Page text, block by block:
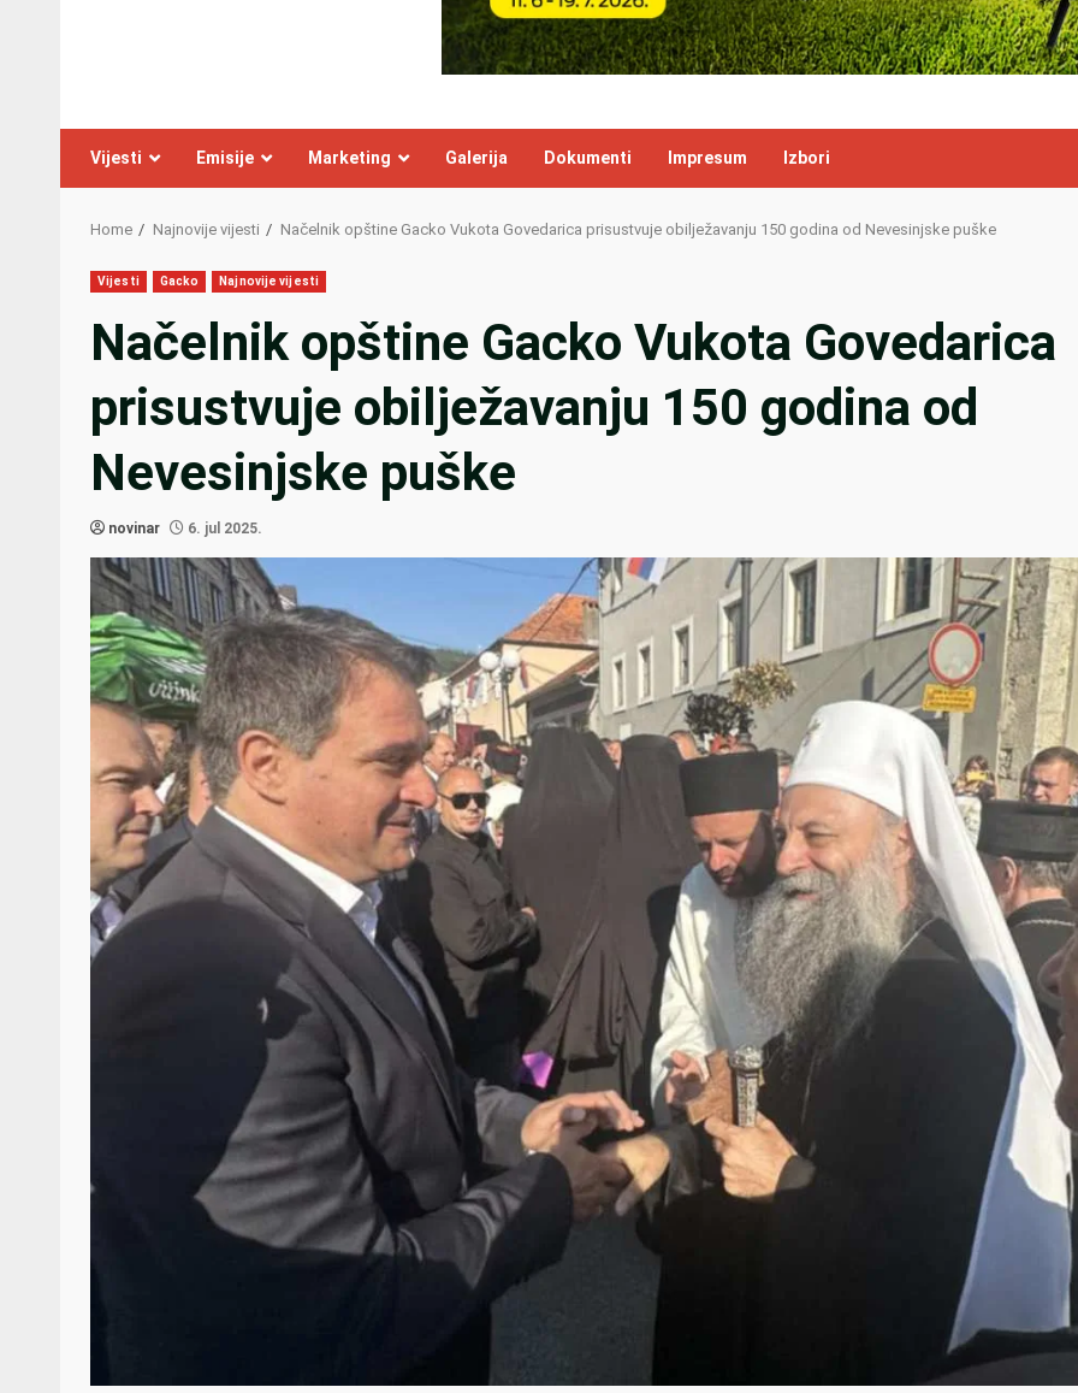
Vijesti Emisije Marketing Galerija Dokumenti Impresum Izbori
Home Najnovije vijesti Načelnik opštine Gacko Vukota Govedarica prisustvuje obilježavanju 150 godina od Nevesinjske puške
Vijesti Gacko Najnovije vijesti
Načelnik opštine Gacko Vukota Govedarica
prisustvuje obilježavanju 150 godina od
Nevesinjske puške
novinar 6. jul 2025.